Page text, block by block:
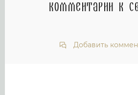
Комментарии к
Добавить